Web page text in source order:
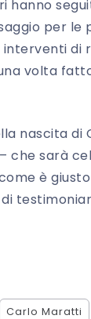
hanno
per
di
volta
nascita
che sarà
è
Carlo Maratti